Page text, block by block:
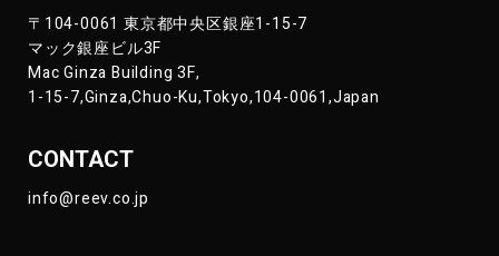
〒104-0061 東京都中央区銀座1-15-7
マック銀座ビル3F
Mac Ginza Building 3F,
1-15-7,Ginza,Chuo-Ku,Tokyo,104-0061,Japan
CONTACT
info@reev.co.jp